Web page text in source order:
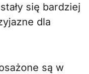
się bardziej
dla
są w